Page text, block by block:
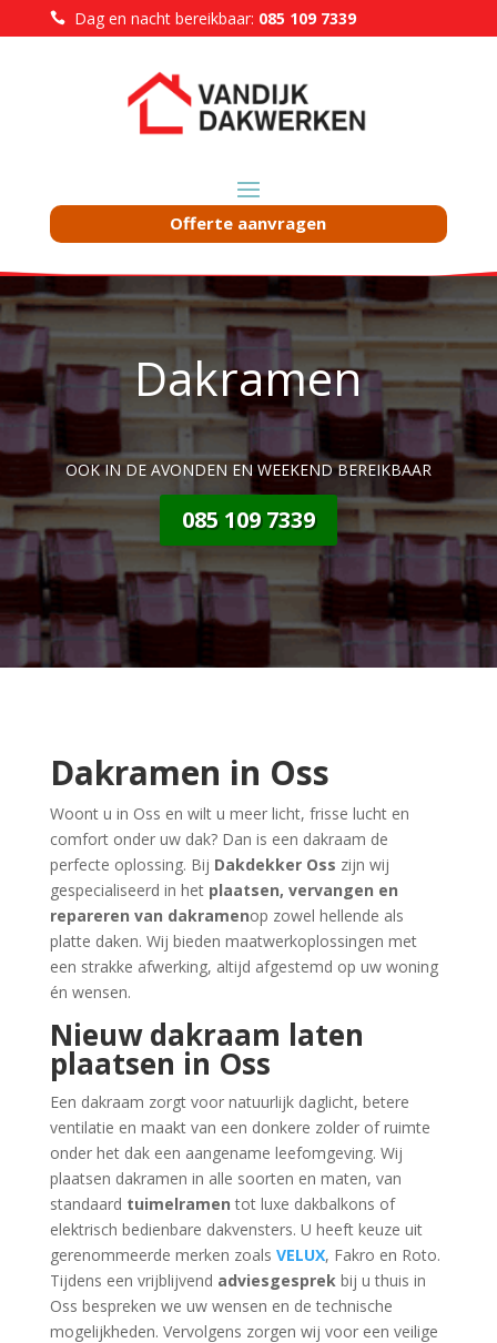
Dag en nacht bereikbaar: 085 109 7339
Offerte aanvragen
Dakramen
OOK IN DE AVONDEN EN WEEKEND BEREIKBAAR
085 109 7339
Dakramen in Oss
Woont u in Oss en wilt u meer licht, frisse lucht en
comfort onder uw dak? Dan is een dakraam de
perfecte oplossing. Bij Dakdekker Oss zijn wij
gespecialiseerd in het plaatsen, vervangen en
repareren van dakramenop zowel hellende als
platte daken. Wij bieden maatwerkoplossingen met
een strakke afwerking, altijd afgestemd op uw woning
én wensen.
Nieuw dakraam laten
plaatsen in Oss
Een dakraam zorgt voor natuurlijk daglicht, betere
ventilatie en maakt van een donkere zolder of ruimte
onder het dak een aangename leefomgeving. Wij
plaatsen dakramen in alle soorten en maten, van
standaard tuimelramen tot luxe dakbalkons of
elektrisch bedienbare dakvensters. U heeft keuze uit
gerenommeerde merken zoals VELUX, Fakro en Roto.
Tijdens een vrijblijvend adviesgesprekbij u thuis in
Oss bespreken we uw wensen en de technische
mogelijkheden. Vervolgens zorgen wij voor een veilige